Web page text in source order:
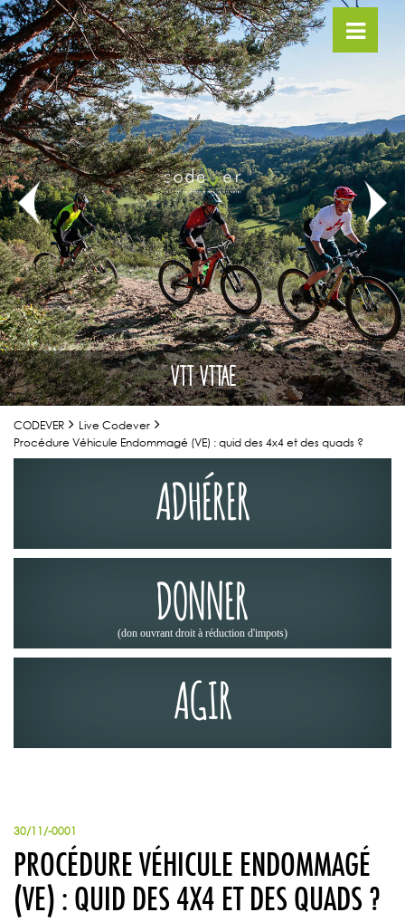
VTT VTTAE
CODEVER
Live Codever
Procédure Véhicule Endommagé (VE) : quid des 4x4 et des quads ?
ADHÉRER
DONNER
(don ouvrant droit à réduction d'impots)
AGIR
30/11/-0001
PROCÉDURE VÉHICULE ENDOMMAGÉ
(VE) : QUID DES 4X4 ET DES QUADS ?